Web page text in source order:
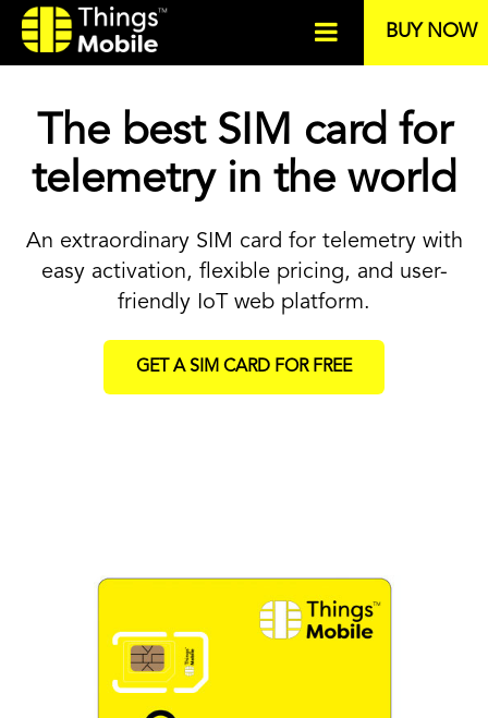
BUY NOW
The best SIM card for
telemetry in the world
An extraordinary SIM card for telemetry with
easy activation, flexible pricing, and user-
friendly IoT web platform.
GET A SIM CARD FOR FREE